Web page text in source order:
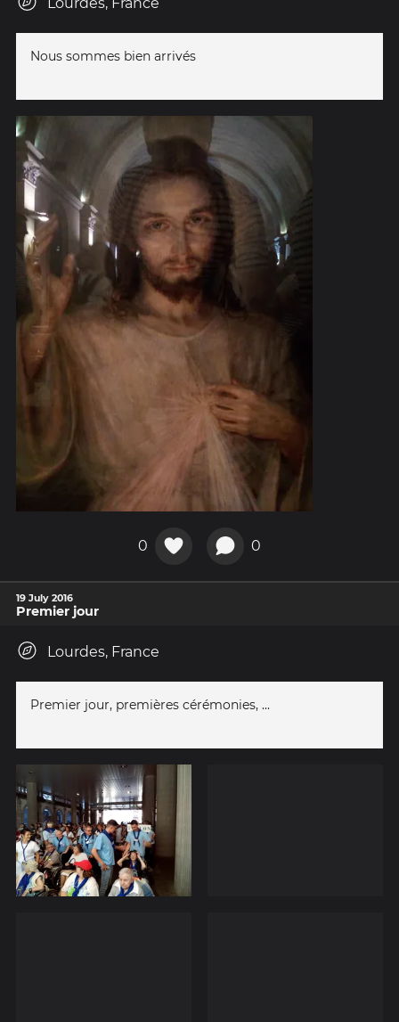
Nous sommes bien arrivés
0 0
19 July 2016
Premier jour
Lourdes, France
Premier jour, premières cérémonies, ...